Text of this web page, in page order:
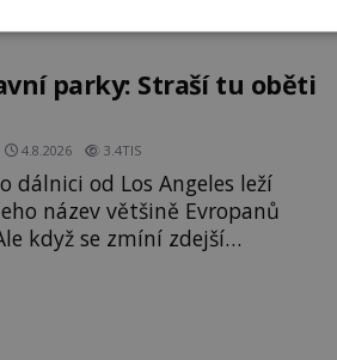
rychlosti do stromu! Policie
se slavnému
parky: Straší tu oběti
4.8.2026 3.4TIS
dálnici od Los Angeles leží
název většině Evropanů
když se zmíní zdejší
park vyroste
bývalého sadu